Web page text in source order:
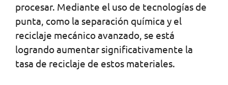
procesar. Mediante el uso de tecnologías de
punta, como la separación química y el
reciclaje mecánico avanzado, se está
logrando aumentar significativamente la
tasa de reciclaje de estos materiales.